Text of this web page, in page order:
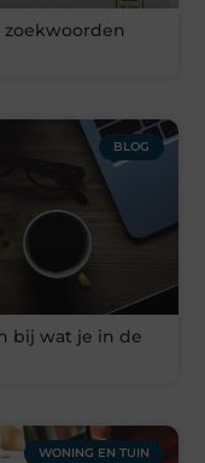
zoekwoorden
BLOG
bij wat je in de
WONING EN TUIN